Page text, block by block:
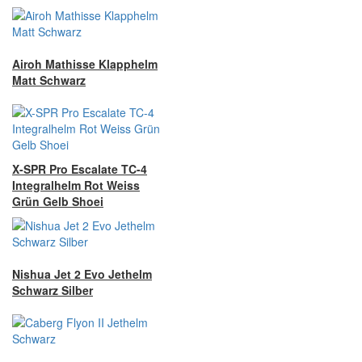
Airoh Mathisse Klapphelm
Matt Schwarz
X-SPR Pro Escalate TC-4
Integralhelm Rot Weiss
Grün Gelb Shoei
Nishua Jet 2 Evo Jethelm
Schwarz Silber